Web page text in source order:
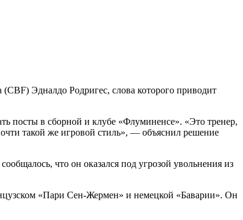
Эдналдо Родригес, слова которого приводит
посты в сборной и клубе «Флуминенсе». «Это тренер,
такой же игровой стиль», — объяснил решение
что он оказался под угрозой увольнения из
«Пари Сен-Жермен» и немецкой «Баварии». Он